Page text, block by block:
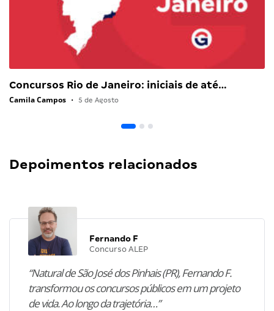
Concursos Rio de Janeiro: iniciais de até…
Camila Campos • 5 de Agosto
Depoimentos relacionados
Fernando F
Concurso ALEP
“Natural de São José dos Pinhais (PR), Fernando F.
transformou os concursos públicos em um projeto
de vida. Ao longo da trajetória…”